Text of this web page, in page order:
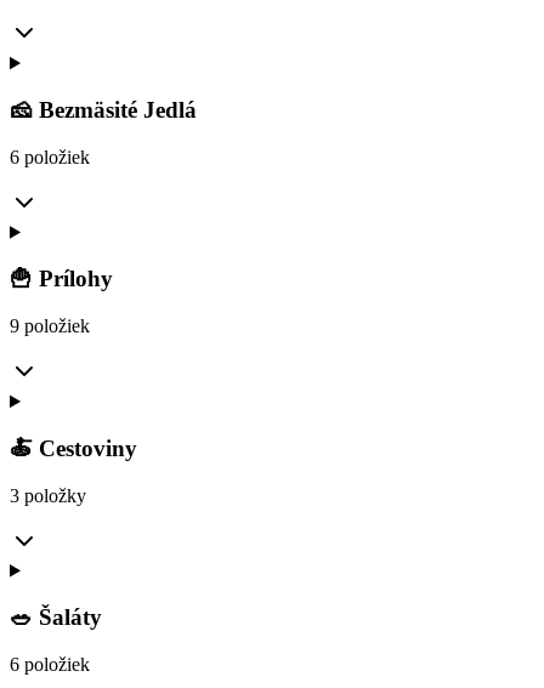
🧀 Bezmäsité Jedlá
6 položiek
🍟 Prílohy
9 položiek
🍝 Cestoviny
3 položky
🥗 Šaláty
6 položiek